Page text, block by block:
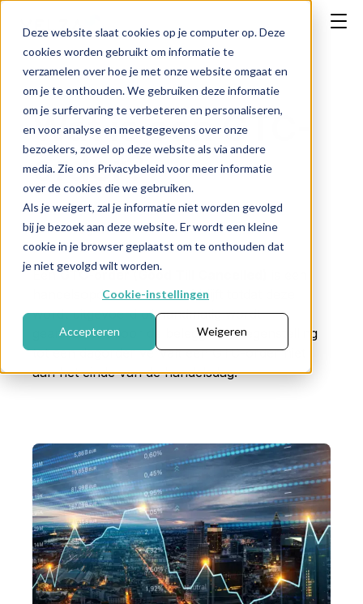
Deze website slaat cookies op je computer op. Deze
cookies worden gebruikt om informatie te
verzamelen over hoe je met onze website omgaat en
om je te onthouden. We gebruiken deze informatie
om je surfervaring te verbeteren en personaliseren,
en voor analyse en meetgegevens over onze
bezoekers, zowel op deze website als via andere
media. Zie ons Privacybeleid voor meer informatie
over de cookies die we gebruiken.
Als je weigert, zal je informatie niet worden gevolgd
bij je bezoek aan deze website. Er wordt een kleine
cookie in je browser geplaatst om te onthouden dat
je niet gevolgd wilt worden.
Cookie-instellingen
Accepteren Weigeren
Wat is een GTC-
order?
← Terug naar FAQ
EenGTC-order (Good Till Cancelled)
handelsopdracht die actief blijft totdat deze
wordt uitgevoerd of handmatig wordt
geannuleerd door de belegger. In tegenstelling
tot een dagorder vervalt een GTC-order niet
aan het einde van de handelsdag.